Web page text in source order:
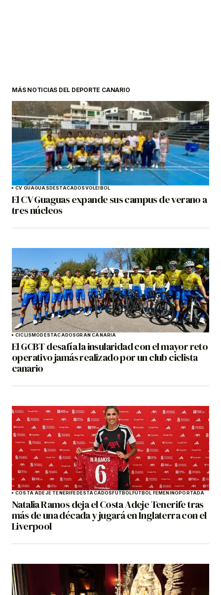
MÁS NOTICIAS DEL DEPORTE CANARIO
CV GUAGUASDESTACADOSVOLEIBOL
El CV Guaguas expande sus campus de verano a
tres núcleos
CICLISMODESTACADOSGRAN CANARIA
El GCBT desafía la insularidad con el mayor reto
operativo jamás realizado por un club ciclista
canario
COSTA ADEJE TENERIFEDESTACADOSFÚTBOLFÚTBOL FEMENINOPORTADA
Natalia Ramos deja el Costa Adeje Tenerife tras
más de una década y jugará en Inglaterra con el
Liverpool